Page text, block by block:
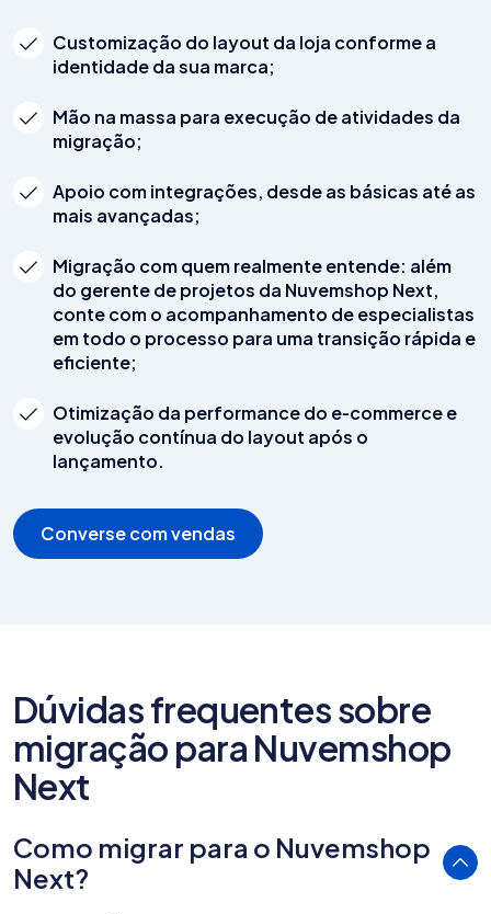
Customização do layout da loja conforme a
identidade da sua marca;
Mão na massa para execução de atividades da
migração;
Apoio com integrações, desde as básicas até as
mais avançadas;
Migração com quem realmente entende: além
do gerente de projetos da Nuvemshop Next,
conte com o acompanhamento de especialistas
em todo o processo para uma transição rápida e
eficiente;
Otimização da performance do e‑commerce e
evolução contínua do layout após o
lançamento.
Converse com vendas
Dúvidas frequentes sobre
migração para Nuvemshop
Next
Como migrar para o Nuvemshop
Next?